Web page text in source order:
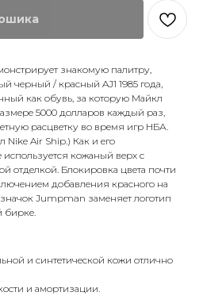
знакомую палитру,
черный / красный AJ1 1985 года,
как обувь, за которую Майкл
5000 долларов каждый раз,
расцветку во время игр НБА.
Air Ship.) Как и его
кожаный верх с
отделкой. Блокировка цвета почти
добавления красного на
Jumpman заменяет логотип
бирке.
и синтетической кожи отлично
и амортизации.